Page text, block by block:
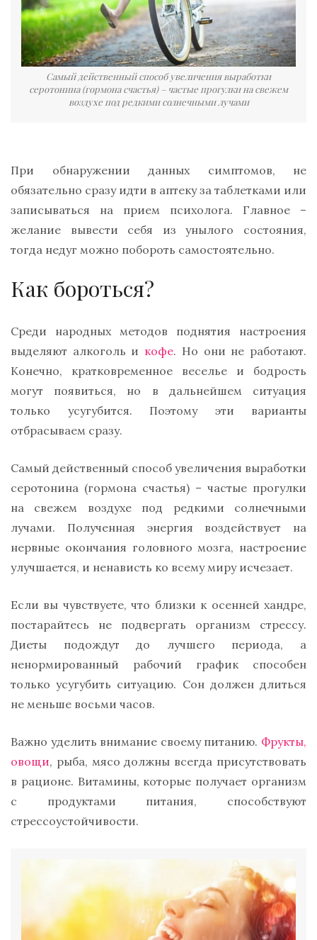
Самый действенный способ увеличения выработки
серотонина (гормона счастья) – частые прогулки на свежем
воздухе под редкими солнечными лучами
При обнаружении данных симптомов, не
обязательно сразу идти в аптеку за таблетками или
записываться на прием психолога. Главное –
желание вывести себя из унылого состояния,
тогда недуг можно побороть самостоятельно.
Как бороться?
Среди народных методов поднятия настроения
выделяют алкоголь и кофе. Но они не работают.
Конечно, кратковременное веселье и бодрость
могут появиться, но в дальнейшем ситуация
только усугубится. Поэтому эти варианты
отбрасываем сразу.
Самый действенный способ увеличения выработки
серотонина (гормона счастья) – частые прогулки
на свежем воздухе под редкими солнечными
лучами. Полученная энергия воздействует на
нервные окончания головного мозга, настроение
улучшается, и ненависть ко всему миру исчезает.
Если вы чувствуете, что близки к осенней хандре,
постарайтесь не подвергать организм стрессу.
Диеты подождут до лучшего периода, а
ненормированный рабочий график способен
только усугубить ситуацию. Сон должен длиться
не меньше восьми часов.
Важно уделить внимание своему питанию. Фрукты,
овощи, рыба, мясо должны всегда присутствовать
в рационе. Витамины, которые получает организм
с продуктами питания, способствуют
стрессоустойчивости.